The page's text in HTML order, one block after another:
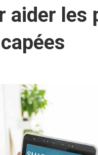
aider les